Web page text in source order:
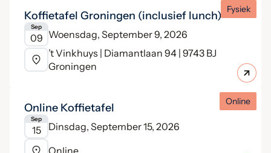
Koffietafel Groningen (inclusief lunch)
Sep
09 Woensdag, September 9, 2026
’t Vinkhuys | Diamantlaan 94 | 9743 BJ
Groningen
Fysiek
Online Koffietafel
Sep
15
Dinsdag, September 15, 2026
Online
Online